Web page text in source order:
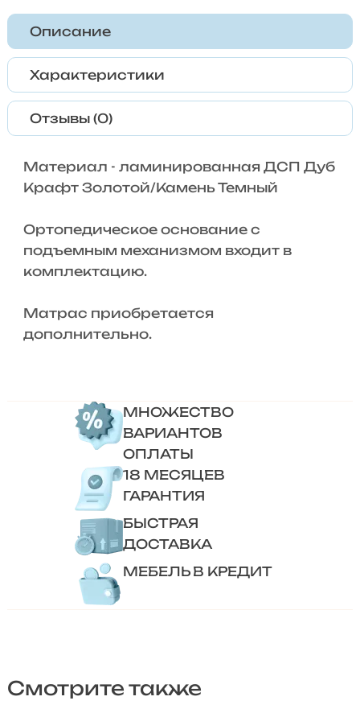
Описание
Характеристики
Отзывы (0)
Материал - ламинированная ДСП Дуб
Крафт Золотой/Камень Темный
Ортопедическое основание с
подъемным механизмом входит в
комплектацию.
Матрас приобретается
дополнительно.
МНОЖЕСТВО
ВАРИАНТОВ
ОПЛАТЫ
18 МЕСЯЦЕВ
ГАРАНТИЯ
БЫСТРАЯ
ДОСТАВКА
МЕБЕЛЬ В КРЕДИТ
Смотрите также